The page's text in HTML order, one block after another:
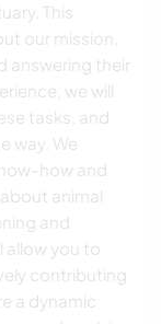
This
our mission,
answering their
we will
tasks, and
way. We
how and
animal
and
allow you to
contributing
a dynamic